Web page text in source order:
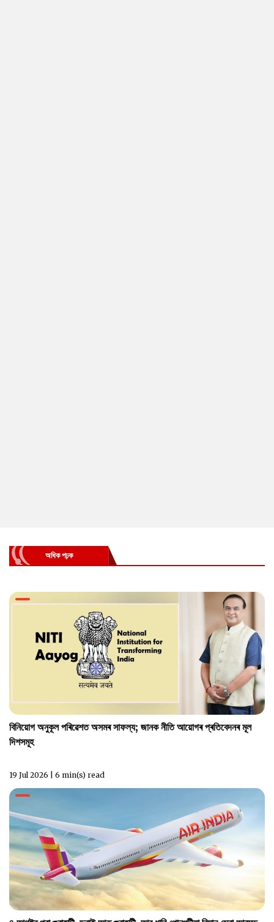
অধিক পঢ়ক
বিনিয়োগ অনুকূল পৰিৱেশত অসমৰ সাফল্য; জানক নীতি আয়োগৰ প্ৰতিবেদনৰ মূল
দিশসমূহ
19 Jul 2026 | 6 min(s) read